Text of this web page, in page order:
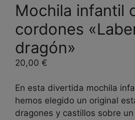
Mochila infantil
cordones
dragón»
20,00 €
En esta divertida mochila
hemos elegido un original
dragones y castillos sobre